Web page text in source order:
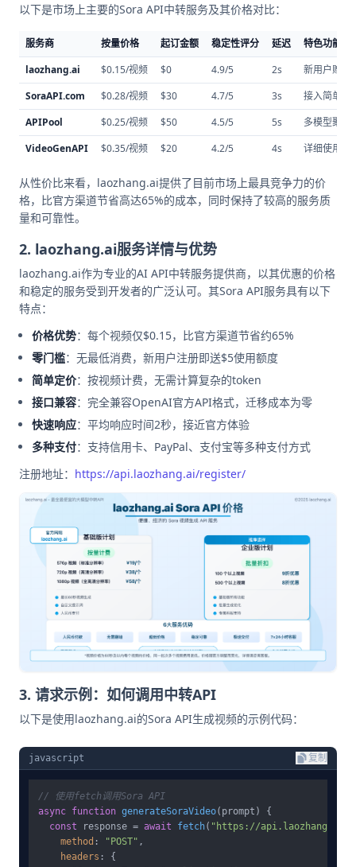
以下是市场上主要的Sora API中转服务及其价格对比：
服务商 按量价格 起订金额 稳定性评分 延迟
特色功能
laozhang.ai
$0.15/视频 $0 4.9/5 2s
新用户赠送
SoraAPI.com
$0.28/视频 $30 4.7/5 3s
接入简单，
APIPool
$0.25/视频 $50 4.5/5 5s
多模型聚合
VideoGenAPI
$0.35/视频 $20 4.2/5 4s 详细使用统
从性价比来看，laozhang.ai提供了目前市场上最具竞争力的价
格，比官方渠道节省高达65%的成本，同时保持了较高的服务质
量和可靠性。
2. laozhang.ai服务详情与优势
laozhang.ai作为专业的AI API中转服务提供商，以其优惠的价格
和稳定的服务受到开发者的广泛认可。其Sora API服务具有以下
特点：
价格优势：每个视频仅$0.15，比官方渠道节省约65%
零门槛：无最低消费，新用户注册即送$5使用额度
简单定价：按视频计费，无需计算复杂的token
接口兼容：完全兼容OpenAI官方API格式，迁移成本为零
快速响应：平均响应时间2秒，接近官方体验
多种支付：支持信用卡、PayPal、支付宝等多种支付方式
注册地址： https://api.laozhang.ai/register/
3. 请求示例：如何调用中转API
以下是使用laozhang.ai的Sora API生成视频的示例代码：
javascript 复制
// 使用fetch调用Sora API
async function generateSoraVideo( prompt ) {
const response = await fetch( "https://api.laozhang.ai/
method : "POST" ,
headers : {